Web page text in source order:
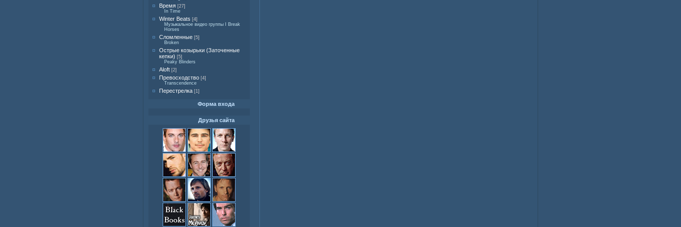
Время [27]
In Time
Winter Beats [4]
Музыкальное видео группы I Break
Horses
Сломленные [5]
Broken
Острые козырьки (Заточенные
кепки) [5]
Peaky Blinders
Aloft [2]
Превосходство [4]
Transcendence
Перестрелка [1]
Форма входа
Друзья сайта